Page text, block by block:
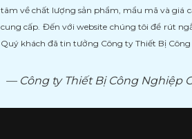
tâm về chất lượng sản phẩm, mẩu mã và giá
cung cấp. Đến với website chúng tôi để rút
Quý khách đã tin tưởng Công ty Thiết Bị
Công ty Thiết Bị Công Nghiệp